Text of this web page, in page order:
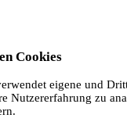
Cookies
eigene und
Nutzererfahrung zu